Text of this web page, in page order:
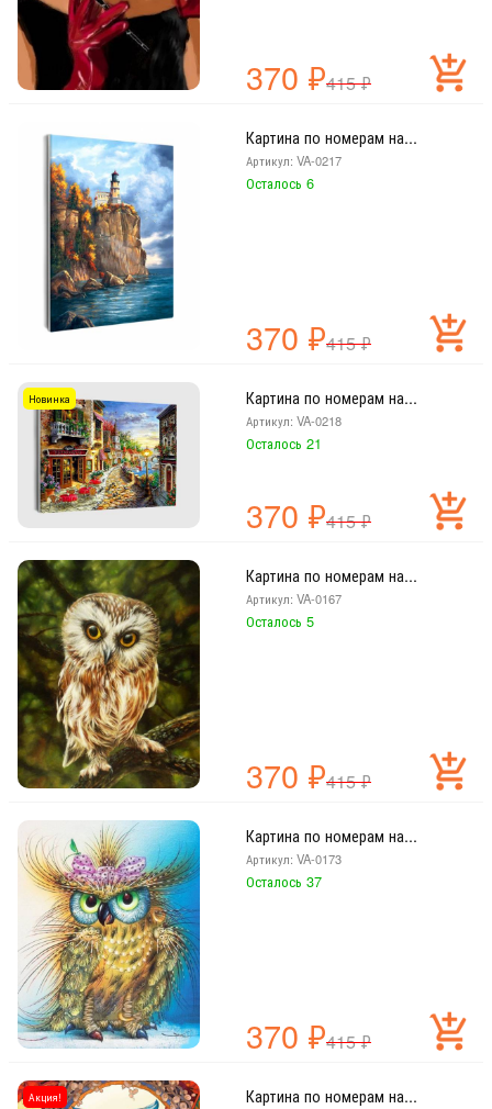
370 ₽415₽
Картина по номерам на...
Артикул: VA-0217
Осталось 6
370 ₽415₽
Новинка Картина по номерам на...
Артикул: VA-0218
Осталось 21
370 ₽415₽
Картина по номерам на...
Артикул: VA-0167
Осталось 5
370 ₽415₽
Картина по номерам на...
Артикул: VA-0173
Осталось 37
370 ₽415₽
Акция! Картина по номерам на...